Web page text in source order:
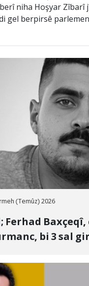
niha Hoşyar Zîbarî
gel berpirsê
(Temûz) 2026
Ferhad
bi 3 sal